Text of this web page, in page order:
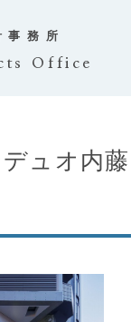
事務所
Office
ュオ内藤